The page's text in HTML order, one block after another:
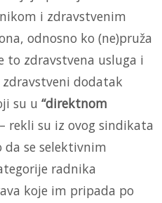
i zdravstvenim
odnosno ko (ne)pruža
to zdravstvena usluga i
dodatak
su u “direktnom
– rekli su iz ovog sindikata
se selektivnim
radnika
koje im pripada po